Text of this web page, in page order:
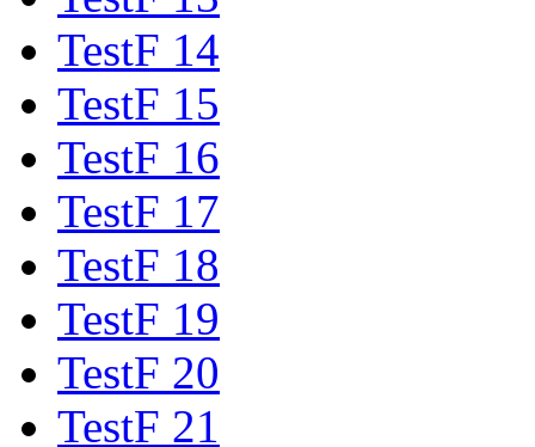
TestF 14
TestF 15
TestF 16
TestF 17
TestF 18
TestF 19
TestF 20
TestF 21